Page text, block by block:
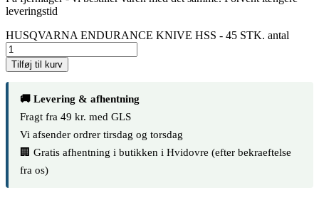
leveringstid
HUSQVARNA ENDURANCE KNIVE HSS - 45 STK. antal
Tilføj til kurv
🚚 Levering & afhentning
Fragt fra 49 kr. med GLS
Vi afsender ordrer tirsdag og torsdag
🏢 Gratis afhentning i butikken i Hvidovre (efter bekraeftelse
fra os)